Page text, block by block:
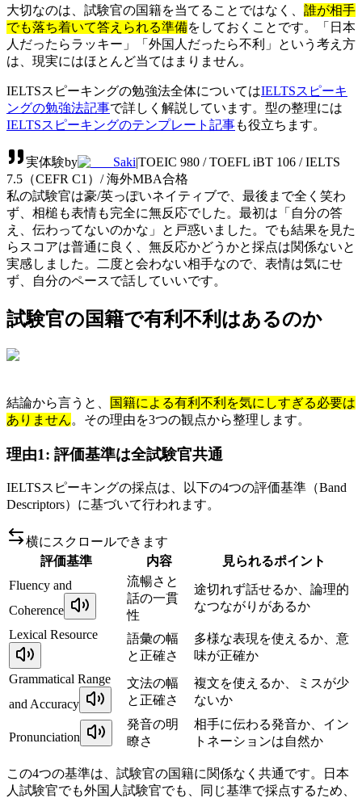
大切なのは、試験官の国籍を当てることではなく、 誰が相手
でも落ち着いて答えられる準備をしておくことです。「日本
人だったらラッキー」「外国人だったら不利」という考え方
は、現実にはほとんど当てはまりません。
IELTSスピーキングの勉強法全体についてはIELTSスピーキ
ングの勉強法記事で詳しく解説しています。型の整理には
IELTSスピーキングのテンプレート記事も役立ちます。
実体験by Saki|TOEIC 980 / TOEFL iBT 106 / IELTS
7.5（CEFR C1）/ 海外MBA合格
私の試験官は豪/英っぽいネイティブで、最後まで全く笑わ
ず、相槌も表情も完全に無反応でした。最初は「自分の答
え、伝わってないのかな」と戸惑いました。でも結果を見た
らスコアは普通に良く、無反応かどうかと採点は関係ないと
実感しました。二度と会わない相手なので、表情は気にせ
ず、自分のペースで話していいです。
試験官の国籍で有利不利はあるのか
結論から言うと、
国籍による有利不利を気にしすぎる必要は
ありません。その理由を3つの観点から整理します。
理由1: 評価基準は全試験官共通
IELTSスピーキングの採点は、以下の4つの評価基準（Band
Descriptors）に基づいて行われます。
横にスクロールできます
評価基準
内容
見られるポイント
Fluency and
Coherence
流暢さと
話の一貫
性
途切れず話せるか、論理的
なつながりがあるか
Lexical Resource
語彙の幅
と正確さ
多様な表現を使えるか、意
味が正確か
Grammatical Range
and Accuracy
文法の幅
と正確さ
複文を使えるか、ミスが少
ないか
Pronunciation
発音の明
瞭さ
相手に伝わる発音か、イン
トネーションは自然か
この4つの基準は、試験官の国籍に関係なく共通です。日本
人試験官でも外国人試験官でも、同じ基準で採点するため、